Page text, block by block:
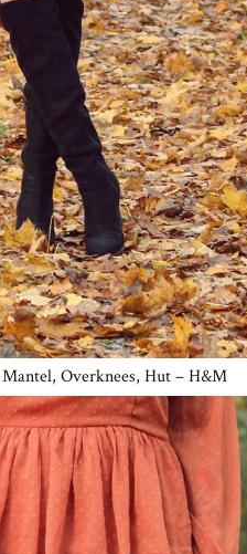
Overknees, Hut – H&M